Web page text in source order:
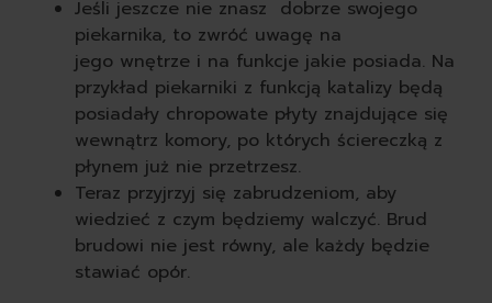
Jeśli jeszcze nie znasz dobrze swojego
piekarnika, to zwróć uwagę na
jego wnętrze i na funkcje jakie posiada. Na
przykład piekarniki z funkcją katalizy będą
posiadały chropowate płyty znajdujące się
wewnątrz komory, po których ściereczką z
płynem już nie przetrzesz.
Teraz przyjrzyj się zabrudzeniom, aby
wiedzieć z czym będziemy walczyć. Brud
brudowi nie jest równy, ale każdy będzie
stawiać opór.